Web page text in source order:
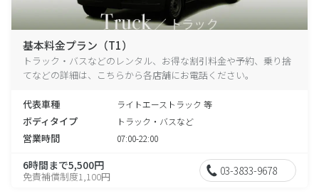
基本料金プラン（T1）
トラック・バスなどのレンタル、お得な割引料金や予約、乗り捨
てなどの詳細は、こちらから各店舗にお電話ください。
代表車種 ライトエーストラック 等
ボディタイプ トラック・バスなど
営業時間 07:00-22:00
6時間まで5,500円
免責補償制度1,100円 03-3833-9678